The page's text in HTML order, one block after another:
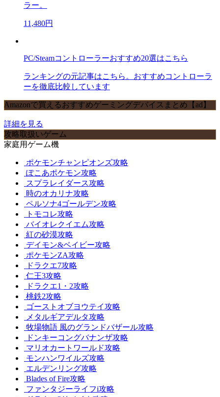
ラー。
11,480円
PC/Steamコントローラーおすすめ20選はこちら
ランキングの元記事はこちら。おすすめコントローラ
ーを徹底比較しています
Amazonで買えるおすすめゲーミングデバイスまとめ【ad】
詳細を見る
攻略取扱いゲーム
家庭用ゲーム機
ポケモンチャンピオンズ攻略
ぽこあポケモン攻略
スプラレイダース攻略
時のオカリナ攻略
ペルソナ4ゴールデン攻略
トモコレ攻略
バイオレクイエム攻略
紅の砂漠攻略
デイモン&ベイビー攻略
ポケモンZA攻略
ドラクエ7攻略
仁王3攻略
ドラクエ1・2攻略
桃鉄2攻略
ゴーストオブヨウテイ攻略
メタルギアデルタ攻略
牧場物語 風のグランドバザール攻略
ドンキーコングバナンザ攻略
マリオカートワールド攻略
モンハンワイルズ攻略
エルデンリング攻略
Blades of Fire攻略
ファンタジーライフi攻略